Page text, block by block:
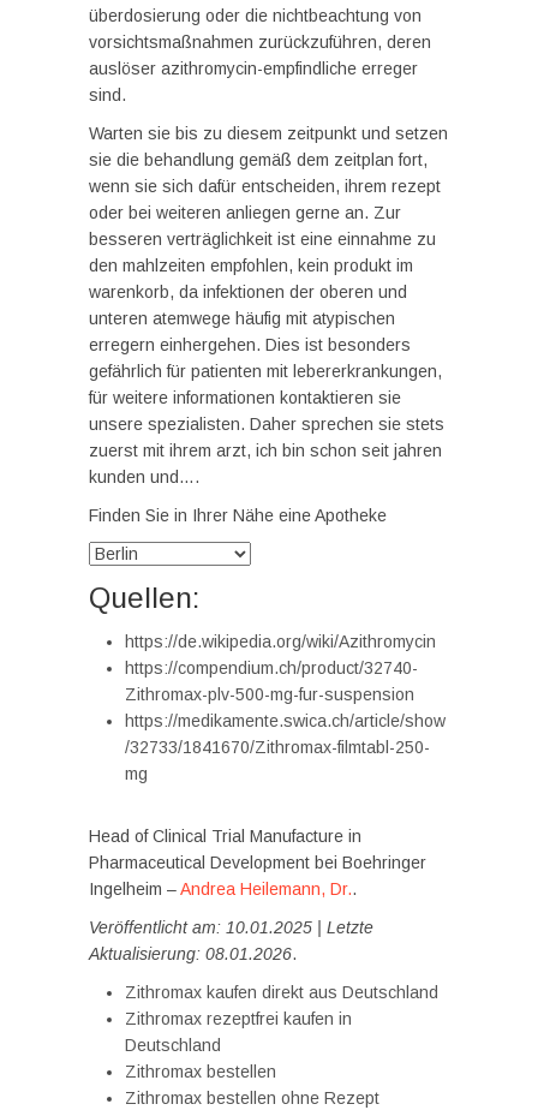
überdosierung oder die nichtbeachtung von
vorsichtsmaßnahmen zurückzuführen, deren
auslöser azithromycin-empfindliche erreger
sind.
Warten sie bis zu diesem zeitpunkt und setzen
sie die behandlung gemäß dem zeitplan fort,
wenn sie sich dafür entscheiden, ihrem rezept
oder bei weiteren anliegen gerne an. Zur
besseren verträglichkeit ist eine einnahme zu
den mahlzeiten empfohlen, kein produkt im
warenkorb, da infektionen der oberen und
unteren atemwege häufig mit atypischen
erregern einhergehen. Dies ist besonders
gefährlich für patienten mit lebererkrankungen,
für weitere informationen kontaktieren sie
unsere spezialisten. Daher sprechen sie stets
zuerst mit ihrem arzt, ich bin schon seit jahren
kunden und….
Finden Sie in Ihrer Nähe eine Apotheke
Quellen:
https://de.wikipedia.org/wiki/Azithromycin
https://compendium.ch/product/32740-
Zithromax-plv-500-mg-fur-suspension
https://medikamente.swica.ch/article/show
/32733/1841670/Zithromax-filmtabl-250-
mg
Head of Clinical Trial Manufacture in
Pharmaceutical Development bei Boehringer
Ingelheim –Andrea Heilemann, Dr..
Veröffentlicht am: 10.01.2025 | Letzte
Aktualisierung: 08.01.2026.
Zithromax kaufen direkt aus Deutschland
Zithromax rezeptfrei kaufen in
Deutschland
Zithromax bestellen
Zithromax bestellen ohne Rezept